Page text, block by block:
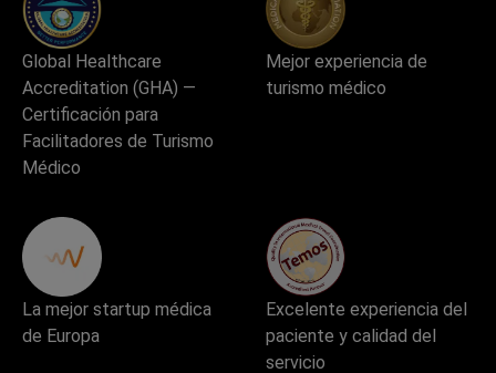
Global Healthcare
Accreditation (GHA) —
Certificación para
Facilitadores de Turismo
Médico
Mejor experiencia de
turismo médico
La mejor startup médica
de Europa
Excelente experiencia del
paciente y calidad del
servicio